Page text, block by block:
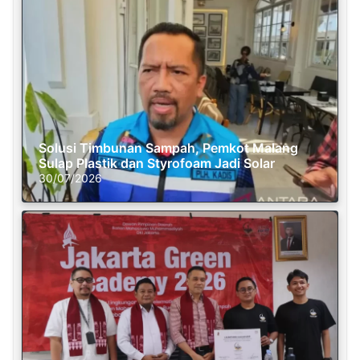
Solusi Timbunan Sampah, Pemkot Malang
Sulap Plastik dan Styrofoam Jadi Solar
30/07/2026